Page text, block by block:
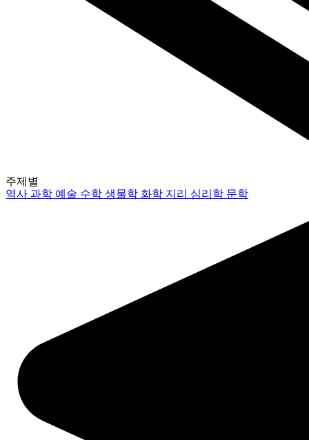
주제별
역사과학 예술 수학생물학 화학 지리 심리학 문학